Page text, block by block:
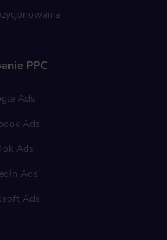
your language preferences or to remember your login information,
traffic and how users use the site, how they came to the site, and
Analytical cookies and similar technologies allow us to measure the
retargeting content deemed most appropriate.
PPC
Ads
Ads
Ads
Ads
Ads